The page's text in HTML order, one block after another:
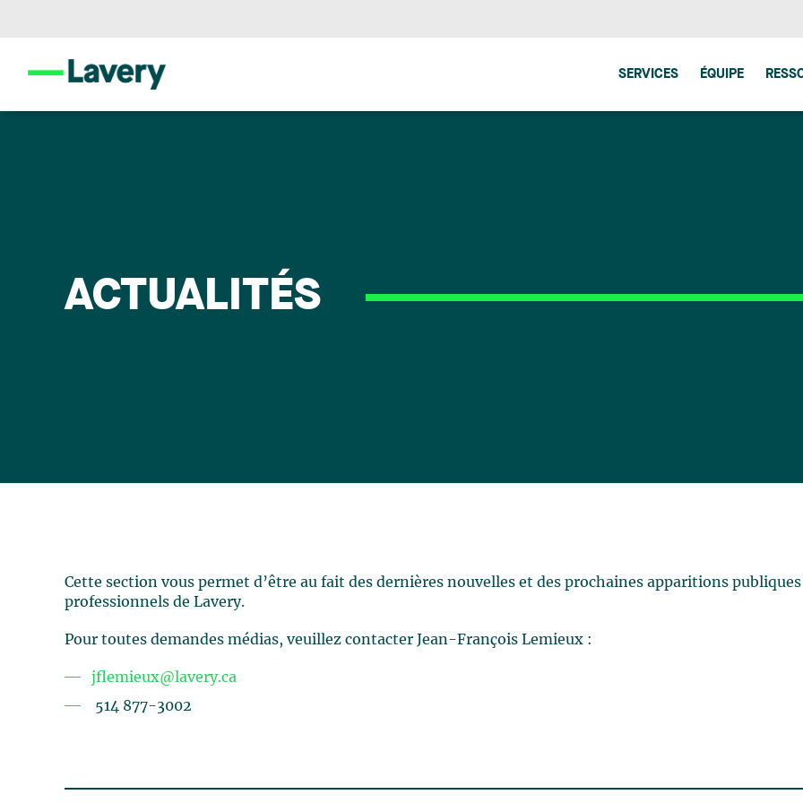
SERVICES ÉQUIPE
ACTUALITÉS
Cette section vous permet d’être au fait des dernières nouvelles et des prochaines apparitions publiques
professionnels de Lavery.
Pour toutes demandes médias, veuillez contacter Jean-François Lemieux :
jflemieux@lavery.ca
514 877-3002